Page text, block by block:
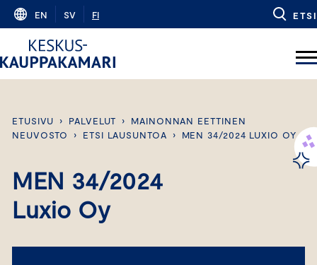
Skip
content
EN SV FI ETSI
ETUSIVU › PALVELUT ›
MAINONNAN EETTINEN
NEUVOSTO
› ETSI LAUSUNTOA › MEN 34/2024 LUXIO OY
MEN 34/2024
Luxio Oy